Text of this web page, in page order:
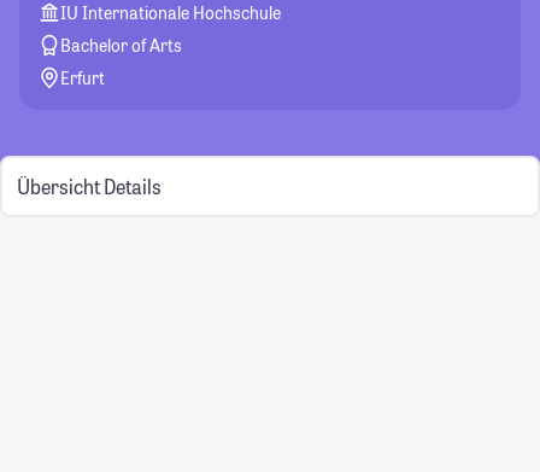
IU Internationale Hochschule
Bachelor of Arts
Erfurt
Übersicht Details